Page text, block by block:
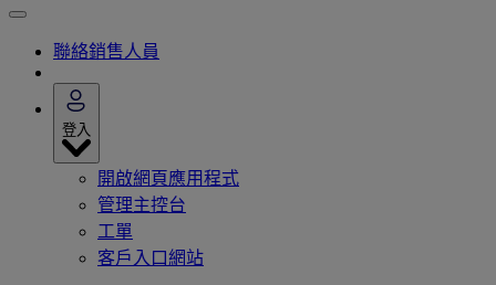
聯絡銷售人員
登入
開啟網頁應用程式
管理主控台
工單
客戶入口網站